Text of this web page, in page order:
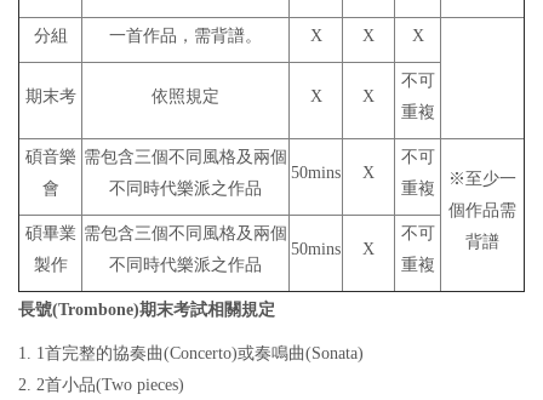
分組 一首作品，需背譜。 X X X
期末考 依照規定 X X
不可
重複
碩音樂
會
需包含三個不同風格及兩個
不同時代樂派之作品
50mins X
不可
重複
※至少一
個作品需
背譜
碩畢業
製作
需包含三個不同風格及兩個
不同時代樂派之作品
50mins X
不可
重複
長號(Trombone)期末考試相關規定
1. 1首完整的協奏曲(Concerto)或奏鳴曲(Sonata)
2. 2首小品(Two pieces)